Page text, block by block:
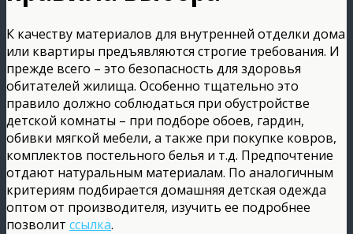
К качеству материалов для внутренней отделки дома
или квартиры предъявляются строгие требования. И
прежде всего – это безопасность для здоровья
обитателей жилища. Особенно тщательно это
правило должно соблюдаться при обустройстве
детской комнаты – при подборе обоев, гардин,
обивки мягкой мебели, а также при покупке ковров,
комплектов постельного белья и т.д. Предпочтение
отдают натуральным материалам. По аналогичным
критериям подбирается домашняя детская одежда
оптом от производителя, изучить ее подробнее
позволит ссылка.